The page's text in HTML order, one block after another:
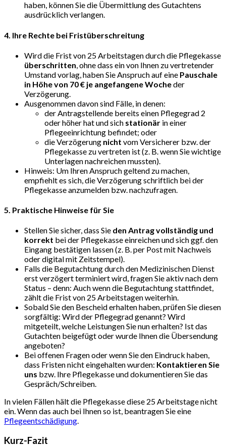
haben, können Sie die Übermittlung des Gutachtens
ausdrücklich verlangen.
4. Ihre Rechte bei Fristüberschreitung
Wird die Frist von 25 Arbeitstagen durch die Pflegekasse
überschritten, ohne dass ein von Ihnen zu vertretender
Umstand vorlag, haben Sie Anspruch auf eine Pauschale
in Höhe von 70 € je angefangene Wocheder
Verzögerung.
Ausgenommen davon sind Fälle, in denen:
der Antragstellende bereits einen Pflegegrad 2
oder höher hat und sich stationär in einer
Pflegeeinrichtung befindet; oder
die Verzögerung nicht vom Versicherer bzw. der
Pflegekasse zu vertreten ist (z. B. wenn Sie wichtige
Unterlagen nachreichen mussten).
Hinweis: Um Ihren Anspruch geltend zu machen,
empfiehlt es sich, die Verzögerung schriftlich bei der
Pflegekasse anzumelden bzw. nachzufragen.
5. Praktische Hinweise für Sie
Stellen Sie sicher, dass Sie den Antrag vollständig und
korrekt bei der Pflegekasse einreichen und sich ggf. den
Eingang bestätigen lassen (z. B. per Post mit Nachweis
oder digital mit Zeitstempel).
Falls die Begutachtung durch den Medizinischen Dienst
erst verzögert terminiert wird, fragen Sie aktiv nach dem
Status – denn: Auch wenn die Begutachtung stattfindet,
zählt die Frist von 25 Arbeitstagen weiterhin.
Sobald Sie den Bescheid erhalten haben, prüfen Sie diesen
sorgfältig: Wird der Pflegegrad genannt? Wird
mitgeteilt, welche Leistungen Sie nun erhalten? Ist das
Gutachten beigefügt oder wurde Ihnen die Übersendung
angeboten?
Bei offenen Fragen oder wenn Sie den Eindruck haben,
dass Fristen nicht eingehalten wurden: Kontaktieren Sie
uns bzw. Ihre Pflegekasse und dokumentieren Sie das
Gespräch/Schreiben.
In vielen Fällen hält die Pflegekasse diese 25 Arbeitstage nicht
ein. Wenn das auch bei Ihnen so ist, beantragen Sie eine
Pflegeentschädigung.
Kurz-Fazit